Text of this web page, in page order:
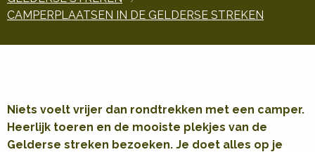
CAMPERPLAATSEN IN DE GELDERSE STREKEN
Niets voelt vrijer dan rondtrekken met een camper.
Heerlijk toeren en de mooiste plekjes van de
Gelderse streken bezoeken. Je doet alles op je